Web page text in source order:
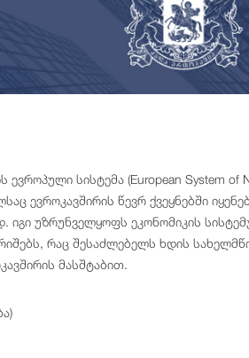
სისტემა (European System of
ევროკავშირის წევრ ქვეყნებში
იგი უზრუნველყოფს ეკონომიკის
რაც შესაძლებელს ხდის
მასშტაბით.